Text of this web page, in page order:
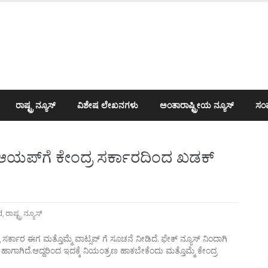
ರಾಷ್ಟ್ರ ನ್ಯೂಸ್ ವಿಶೇಷ ಲೇಖನಗಳು ಅಂತಾರಾಷ್ಟ್ರೀಯ ನ್ಯೂಸ್
ಕೇಂದ್ರ ಸರ್ಕಾರದಿಂದ ಖಡಕ್
,ರಾಷ್ಟ್ರ ನ್ಯೂಸ್
ಸರ್ಕಾರ ಈಗ ಮತ್ತೊಮ್ಮೆ ವಾಟ್ಸಪ್ ಗೆ ಸೂಚನೆ ನೀಡಿದೆ. ಫೇಕ್ ನ್ಯೂಸ್ ನಿಂದಾಗಿ
ಇದಕ್ಕೆ ನಿಯಂತ್ರಣ ಹಾಕಬೇಕೆಂದು ಮತ್ತೊಮ್ಮೆ ಕೇಂದ್ರ